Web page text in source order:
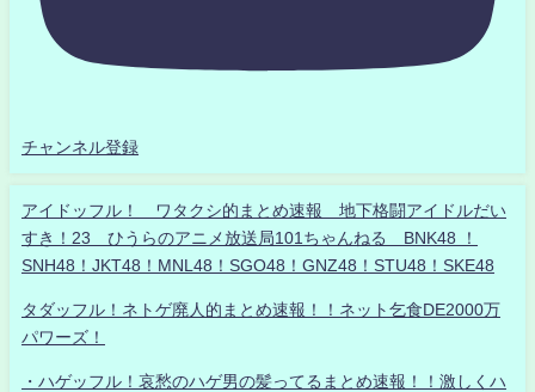
チャンネル登録
アイドッフル！ ワタクシ的まとめ速報 地下格闘アイドルだい
すき！23 ひうらのアニメ放送局101ちゃんねる BNK48 ！
SNH48！JKT48！MNL48！SGO48！GNZ48！STU48！SKE48
タダッフル！ネトゲ廃人的まとめ速報！！ネット乞食DE2000万
パワーズ！
・ハゲッフル！哀愁のハゲ男の髪ってるまとめ速報！！激しくハ